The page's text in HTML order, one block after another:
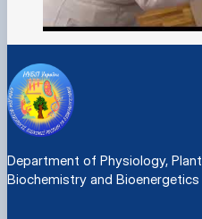
Department of Physiology, Plant
Biochemistry and Bioenergetics